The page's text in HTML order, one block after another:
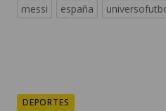
messi
españa
DEPORTES